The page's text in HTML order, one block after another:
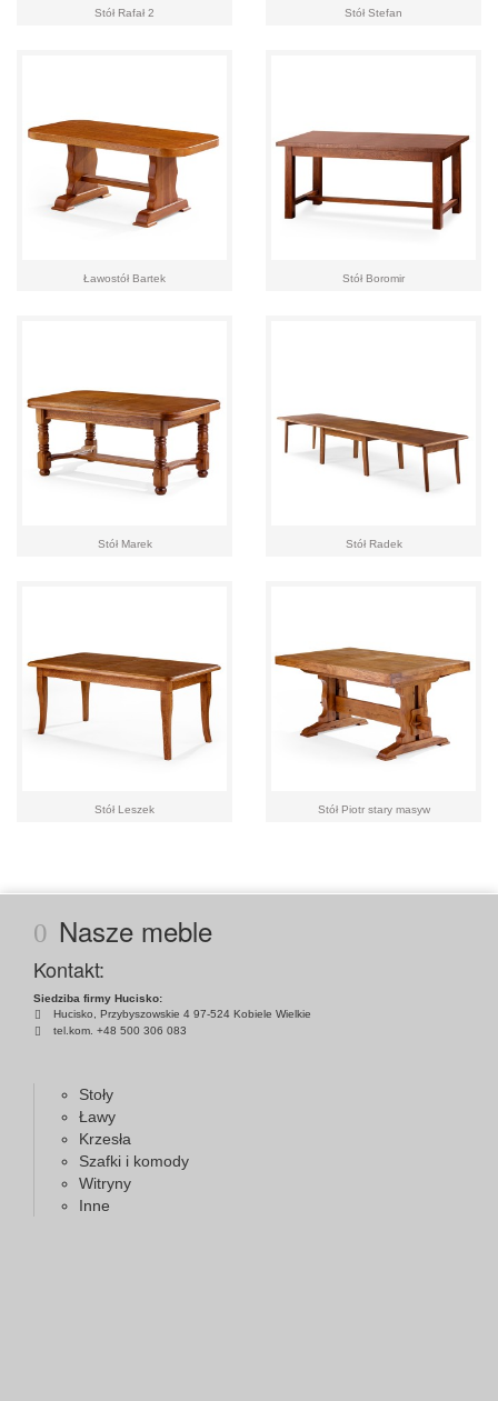
Stół Rafał 2 Stół Stefan
Ławostół Bartek Stół Boromir
Stół Marek Stół Radek
Stół Leszek Stół Piotr stary masyw
Nasze meble
Kontakt:
Siedziba firmy Hucisko:
Hucisko, Przybyszowskie 4 97-524 Kobiele Wielkie
tel.kom. +48 500 306 083
Stoły
Ławy
Krzesła
Szafki i komody
Witryny
Inne